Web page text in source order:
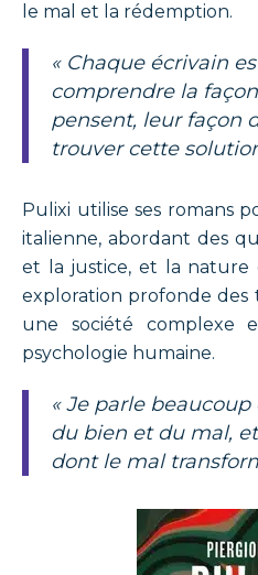
le mal et la rédemption.
« Chaque écrivain
comprendre la
pensent, leur façon
trouver cette
Pulixi utilise ses romans
italienne, abordant des
et la justice, et la
exploration profonde des
une société complexe
psychologie humaine.
« Je parle
du bien et du mal,
dont le mal